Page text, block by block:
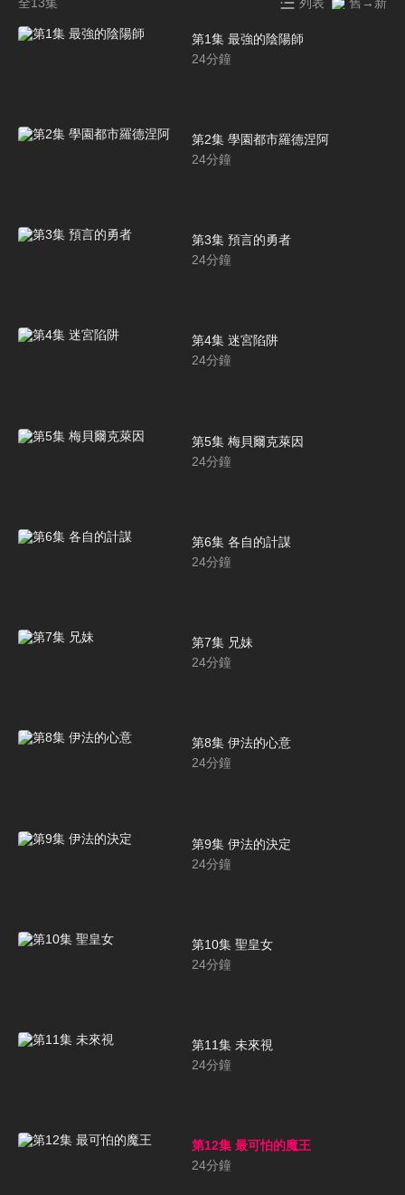
第1集 最強的陰陽師
24分鐘
第2集 學園都市羅德涅阿
24分鐘
第3集 預言的勇者
24分鐘
第4集 迷宮陷阱
24分鐘
第5集 梅貝爾克萊因
24分鐘
第6集 各自的計謀
24分鐘
第7集 兄妹
24分鐘
第8集 伊法的心意
24分鐘
第9集 伊法的決定
24分鐘
第10集 聖皇女
24分鐘
第11集 未來視
24分鐘
第12集 最可怕的魔王
24分鐘